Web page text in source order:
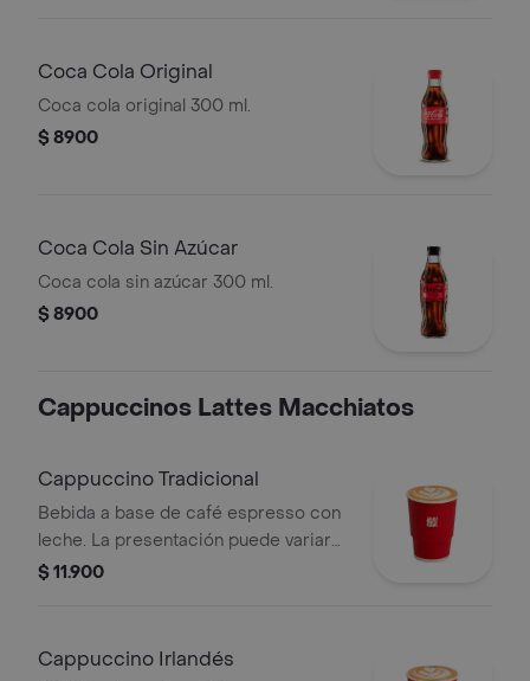
Coca Cola Original
Coca cola original 300 ml.
$ 8900
Coca Cola Sin Azúcar
Coca cola sin azúcar 300 ml.
$ 8900
Cappuccinos Lattes Macchiatos
Cappuccino Tradicional
Bebida a base de café espresso con
leche. La presentación puede variar
en pedidos a domicilio de la que se
$ 11.900
Cappuccino Irlandés